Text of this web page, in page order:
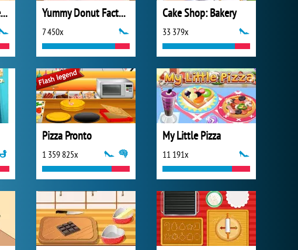
Tiny Baker Ocean Jelly Cake Yummy Donut Factory
7 450x
Cake Shop: Bakery
33 379x
Pizza Pronto
1 359 825x
My Little Pizza
11 191x